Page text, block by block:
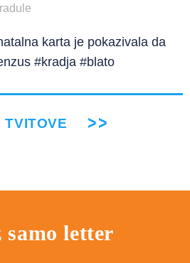
karta je pokazivala da
#kradja #blato
TVITOVE
letter